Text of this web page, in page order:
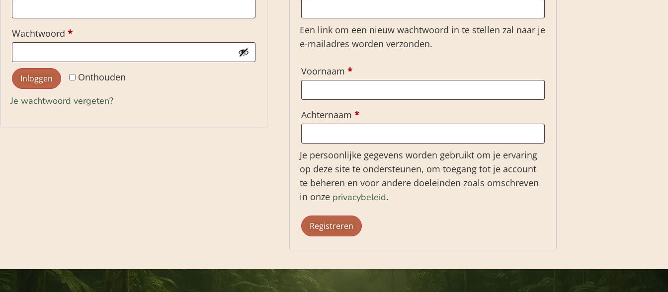
Wachtwoord *
Onthouden
Inloggen
Je wachtwoord vergeten?
Een link om een nieuw wachtwoord in te stellen zal naar je
e-mailadres worden verzonden.
Voornaam*
Achternaam*
Je persoonlijke gegevens worden gebruikt om je ervaring
op deze site te ondersteunen, om toegang tot je account
te beheren en voor andere doeleinden zoals omschreven
in onze privacybeleid.
Registreren